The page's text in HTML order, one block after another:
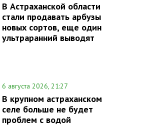
В Астраханской области
стали продавать арбузы
новых сортов, еще один
ультраранний выводят
6 августа 2026, 21:27
В крупном астраханском
селе больше не будет
проблем с водой